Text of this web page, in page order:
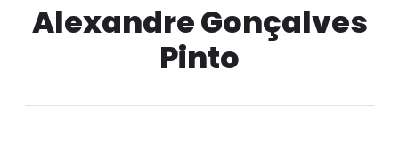
Alexandre Gonçalves
Pinto